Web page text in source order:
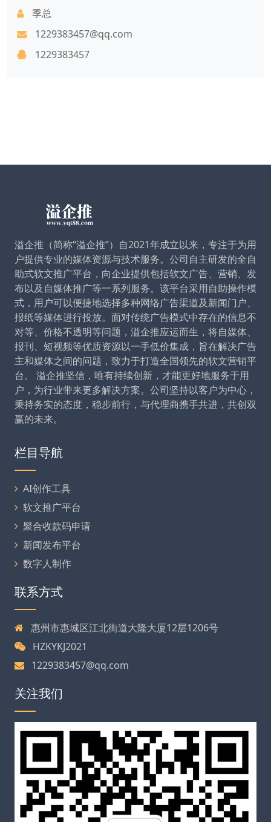
季总
1229383457@qq.com
1229383457
溢企推（简称“溢企推”）自2021年成立以来，专注于为用
户提供专业的媒体资源与技术服务。公司自主研发的全自
助式软文推广平台，向企业提供包括软文广告、营销、发
布以及自媒体推广等一系列服务。该平台采用自助操作模
式，用户可以便捷地选择多种网络广告渠道及新闻门户、
报纸等媒体进行投放。面对传统广告模式中存在的信息不
对等、价格不透明等问题，溢企推应运而生，将自媒体、
报刊、短视频等优质资源以一手低价集成，旨在解决广告
主和媒体之间的问题，致力于打造全国领先的软文营销平
台。 溢企推坚信，唯有持续创新，才能更好地服务于用
户，为行业带来更多解决方案。公司坚持以客户为中心，
秉持务实的态度，稳步前行，与代理商携手共进，共创双
赢的未来。
栏目导航
AI创作工具
软文推广平台
聚合收款码申请
新闻发布平台
数字人制作
联系方式
惠州市惠城区江北街道大隆大厦12层1206号
HZKYKJ2021
1229383457@qq.com
关注我们